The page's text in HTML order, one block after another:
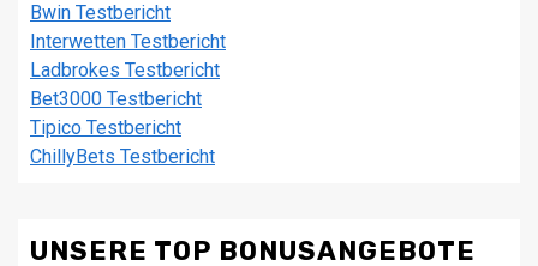
Bwin Testbericht
Interwetten Testbericht
Ladbrokes Testbericht
Bet3000 Testbericht
Tipico Testbericht
ChillyBets Testbericht
UNSERE TOP BONUSANGEBOTE